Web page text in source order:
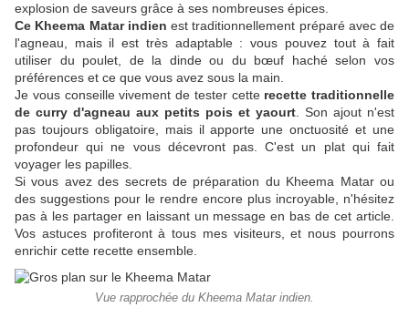
explosion de saveurs grâce à ses nombreuses épices.
Ce Kheema Matar indien est traditionnellement préparé avec de
l'agneau, mais il est très adaptable : vous pouvez tout à fait
utiliser du poulet, de la dinde ou du bœuf haché selon vos
préférences et ce que vous avez sous la main.
Je vous conseille vivement de tester cette recette traditionnelle
de curry d'agneau aux petits pois et yaourt . Son ajout n'est
pas toujours obligatoire, mais il apporte une onctuosité et une
profondeur qui ne vous décevront pas. C'est un plat qui fait
voyager les papilles.
Si vous avez des secrets de préparation du Kheema Matar ou
des suggestions pour le rendre encore plus incroyable, n'hésitez
pas à les partager en laissant un message en bas de cet article.
Vos astuces profiteront à tous mes visiteurs, et nous pourrons
enrichir cette recette ensemble.
Vue rapprochée du Kheema Matar indien.